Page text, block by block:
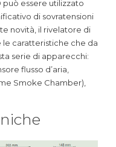
può essere utilizzato
di sovratensioni
novità, il rivelatore di
caratteristiche che da
serie di apparecchi:
flusso d’aria,
Smoke Chamber),